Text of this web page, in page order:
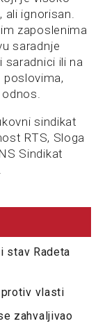
ali ignorisan.
zaposlenima
saradnje
saradnici ili na
sindikat
RTS, Sloga
Sindikat
stav Radeta
protiv vlasti
zahvaljivao